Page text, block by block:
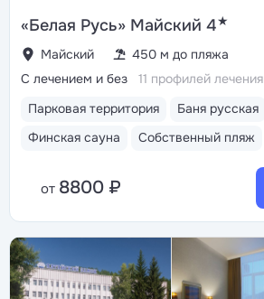
«Белая Русь» Майский 4★
Майский 450 м до пляжа
Парковая территория
Баня русская
Финская сауна
Собственный пляж
С лечением и без 11 профилей лечения
от 8800 ₽